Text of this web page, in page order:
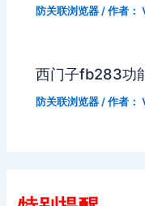
防关联浏览器 / 作者：
西门子fb283功
防关联浏览器 / 作者：